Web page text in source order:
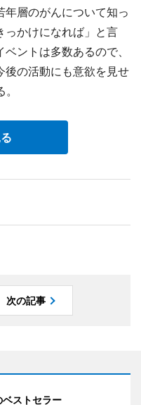
層のがんについて知っ
っかけになれば」と言
ントは多数あるので、
後の活動にも意欲を見せ
次の記事
ストセラー